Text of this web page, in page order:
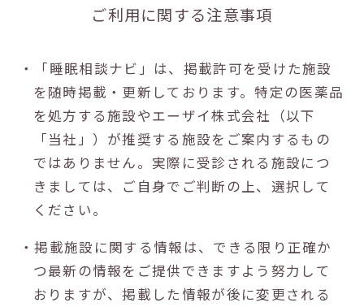
ご利用に関する注意事項
・「睡眠相談ナビ」は、掲載許可を受けた施設
を随時掲載・更新しております。特定の医薬品
を処方する施設やエーザイ株式会社（以下
「当社」）が推奨する施設をご案内するもの
ではありません。実際に受診される施設につ
きましては、ご自身でご判断の上、選択して
ください。
・掲載施設に関する情報は、できる限り正確か
つ最新の情報をご提供できますよう努力して
おりますが、掲載した情報が後に変更される